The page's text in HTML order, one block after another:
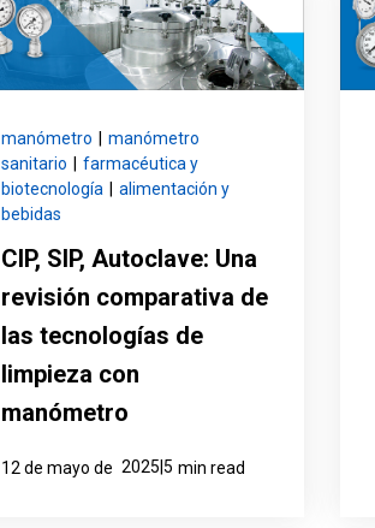
manómetro
manómetro
sanitario
farmacéutica y
biotecnología
alimentación y
bebidas
CIP, SIP, Autoclave: Una
revisión comparativa de
las tecnologías de
limpieza con
manómetro
12 de mayo de 2025|5 min read